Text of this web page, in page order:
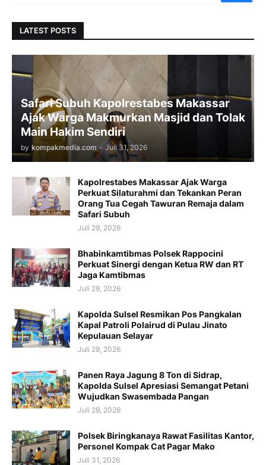
LATEST POSTS
Safari Subuh Kapolrestabes Makassar
Ajak Warga Makmurkan Masjid dan Tolak
Main Hakim Sendiri
by kompakmedia.com - Juli 31, 2026
Kapolrestabes Makassar Ajak Warga
Perkuat Silaturahmi dan Tekankan Peran
Orang Tua Cegah Tawuran Remaja dalam
Safari Subuh
Juli 29, 2026
Bhabinkamtibmas Polsek Rappocini
Perkuat Sinergi dengan Ketua RW dan RT
Jaga Kamtibmas
Juli 29, 2026
Kapolda Sulsel Resmikan Pos Pangkalan
Kapal Patroli Polairud di Pulau Jinato
Kepulauan Selayar
Juli 29, 2026
Panen Raya Jagung 8 Ton di Sidrap,
Kapolda Sulsel Apresiasi Semangat Petani
Wujudkan Swasembada Pangan
Juli 29, 2026
Polsek Biringkanaya Rawat Fasilitas Kantor,
Personel Kompak Cat Pagar Mako
Juli 31, 2026